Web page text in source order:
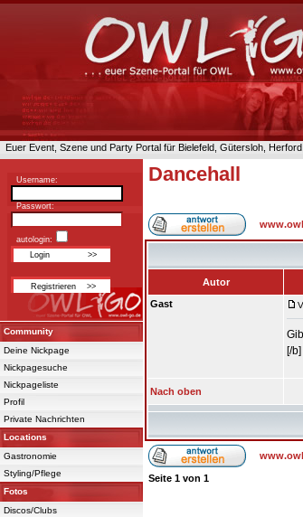
Euer Event, Szene und Party Portal für Bielefeld, Gütersloh,
Username:
Passwort:
autologin:
Community
Deine Nickpage
Nickpagesuche
Nickpageliste
Profil
Private Nachrichten
Locations
Gastronomie
Styling/Pflege
Fotos
Discos/Clubs
Dancehall
Autor
Gast
[/b]
Nach oben
Seite 1 von 1